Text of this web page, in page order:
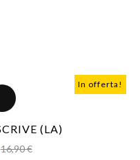
In offerta!
(LA)
16,90 €Prezzo